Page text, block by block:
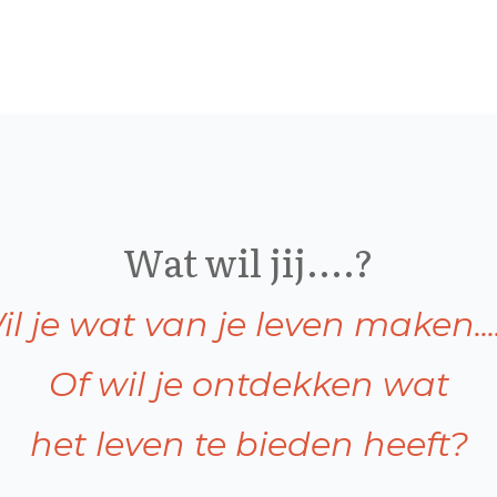
Wat wil jij....?
je wat van je leven
Of wil je ontdekken wat
het leven te bieden heeft?